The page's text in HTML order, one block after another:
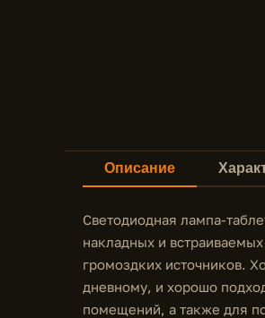
Описание
Светодиодная лампа-
накладных и
громоздких источников.
дневному, и хорошо
помещений, а также для